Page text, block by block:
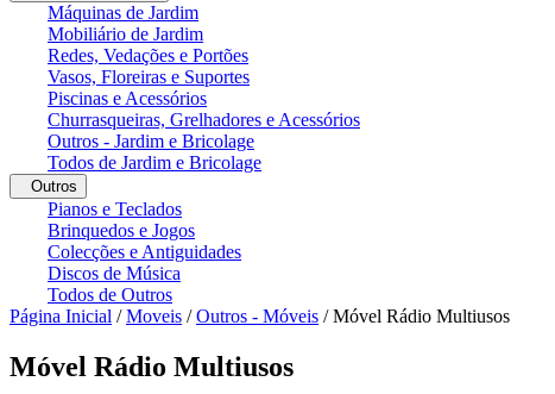
Máquinas de Jardim
Mobiliário de Jardim
Redes, Vedações e Portões
Vasos, Floreiras e Suportes
Piscinas e Acessórios
Churrasqueiras, Grelhadores e Acessórios
Outros - Jardim e Bricolage
Todos de Jardim e Bricolage
Outros
Pianos e Teclados
Brinquedos e Jogos
Colecções e Antiguidades
Discos de Música
Todos de Outros
Página Inicial /Moveis /Outros - Móveis /Móvel Rádio Multiusos
Móvel Rádio Multiusos